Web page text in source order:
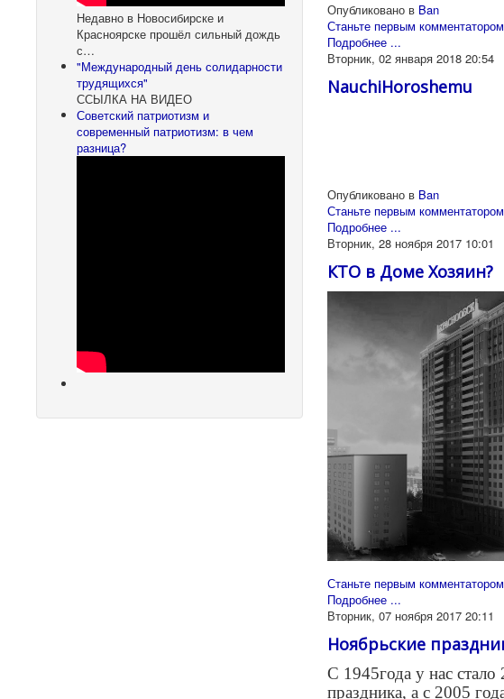
Недавно в Новосибирске и
Красноярске прошёл сильный дождь
с…
"Международный день солидарности
трудящихся"
ССЫЛКА НА ВИДЕО
Советский патриотизм и
современный патриотизм: в чем
разница?
Опубликовано в Ban
Станьте первым
Подробнее ...
Вторник, 02 января 2018 20:54
NauchiHoroshemu
Опубликовано в Ban
Станьте первым
Подробнее ...
Вторник, 28 ноября 2017 10:01
КТО в Доме Хозяин?
Станьте первым
Подробнее ...
Вторник, 07 ноября 2017 20:11
Ноябрьские
С 1945года у нас стало
праздника, а с 2005